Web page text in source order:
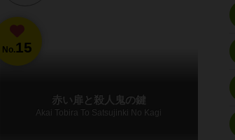
No.15
赤い扉と殺人鬼の鍵
Akai Tobira To Satsujinki No Kagi